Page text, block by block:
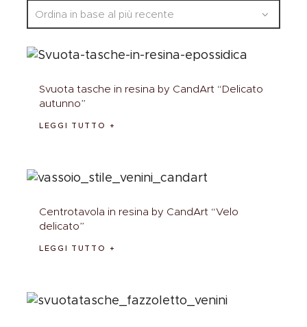
Svuota tasche in resina by CandArt “Delicato
autunno”
LEGGI TUTTO
Centrotavola in resina by CandArt “Velo
delicato”
LEGGI TUTTO